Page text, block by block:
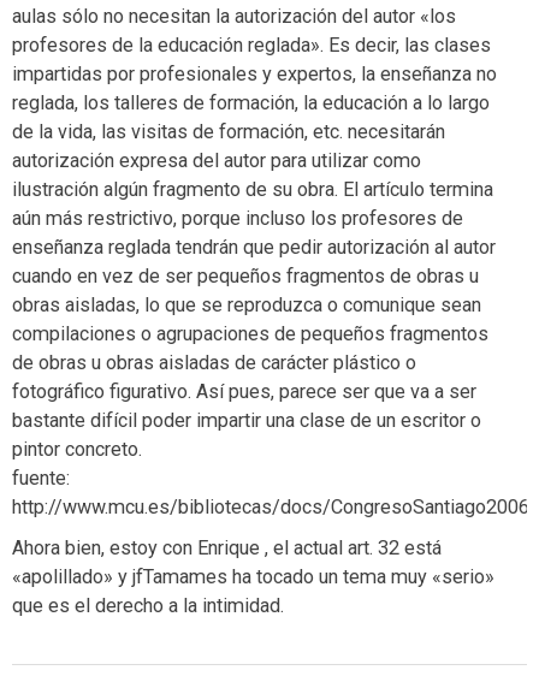
aulas sólo no necesitan la autorización del autor «los
profesores de la educación reglada». Es decir, las clases
impartidas por profesionales y expertos, la enseñanza no
reglada, los talleres de formación, la educación a lo largo
de la vida, las visitas de formación, etc. necesitarán
autorización expresa del autor para utilizar como
ilustración algún fragmento de su obra. El artículo termina
aún más restrictivo, porque incluso los profesores de
enseñanza reglada tendrán que pedir autorización al autor
cuando en vez de ser pequeños fragmentos de obras u
obras aisladas, lo que se reproduzca o comunique sean
compilaciones o agrupaciones de pequeños fragmentos
de obras u obras aisladas de carácter plástico o
fotográfico figurativo. Así pues, parece ser que va a ser
bastante difícil poder impartir una clase de un escritor o
pintor concreto.
fuente:
http://www.mcu.es/bibliotecas/docs/
Ahora bien, estoy con Enrique , el actual art. 32 está
«apolillado» y jfTamames ha tocado un tema muy «serio»
que es el derecho a la intimidad.